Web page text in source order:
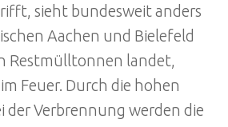
sieht bundesweit anders
Aachen und Bielefeld
Restmülltonnen landet,
Feuer. Durch die hohen
der Verbrennung werden die